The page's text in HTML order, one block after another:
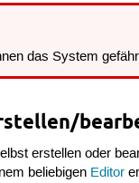
das System
erstellen oder
beliebigen Editor